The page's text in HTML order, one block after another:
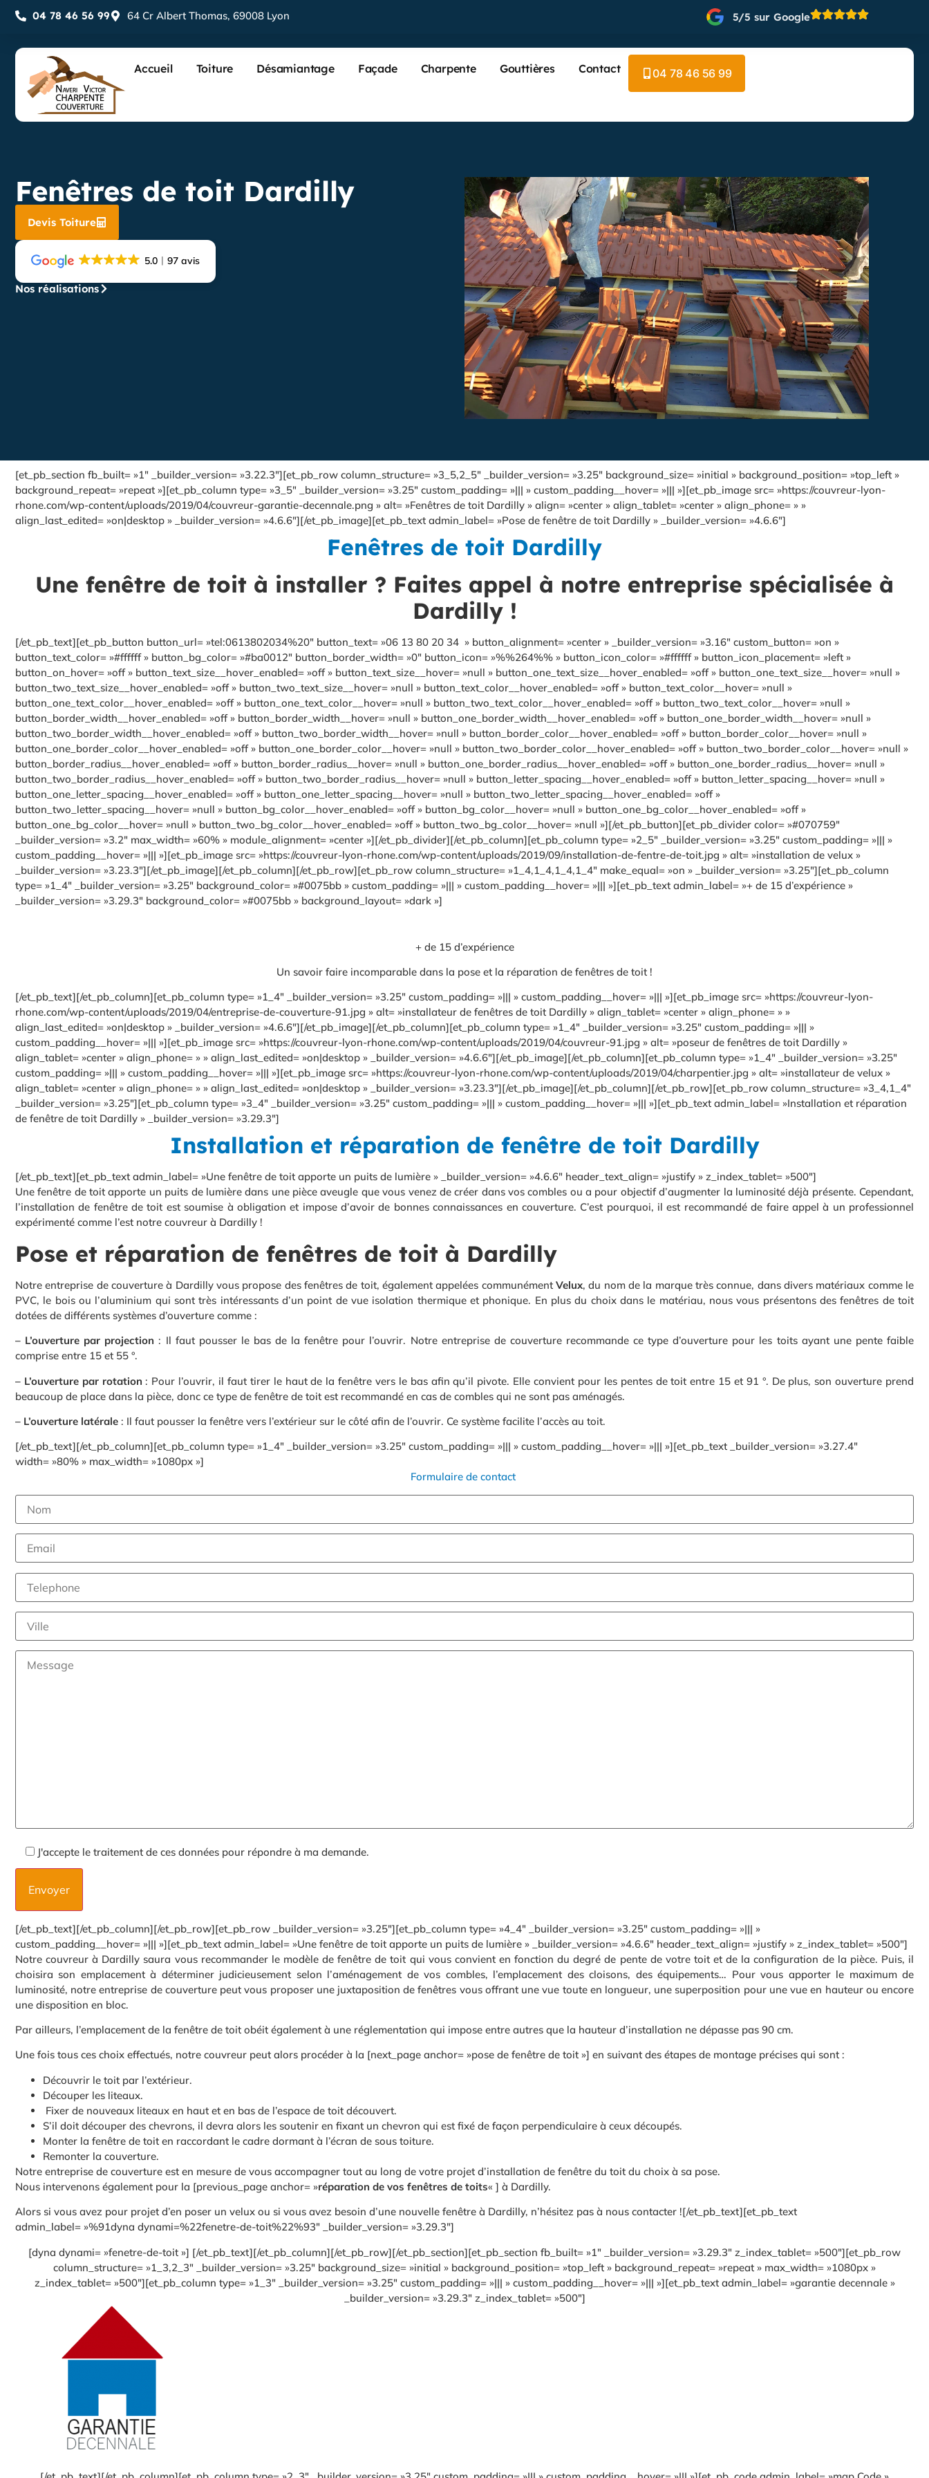
04 78 46 56 99 64 Cr Albert Thomas, 69008 Lyon 5/5 sur Google
Accueil Toiture Désamiantage Façade Charpente Gouttières Contact 04 78 46 56 99
Fenêtres de toit Dardilly
Devis Toiture
5.0 97 avis
Nos réalisations
[et_pb_section fb_built= »1″ _builder_version= »3.22.3″][et_pb_row column_structure= »3_5,2_5″ _builder_version= »3.25″ background_size= »initial » background_position= »top_left »
background_repeat= »repeat »][et_pb_column type= »3_5″ _builder_version= »3.25″ custom_padding= »||| » custom_padding__hover= »||| »][et_pb_image src= »https://couvreur-lyon-
rhone.com/wp-content/uploads/2019/04/couvreur-garantie-decennale.png » alt= »Fenêtres de toit Dardilly » align= »center » align_tablet= »center » align_phone= » »
align_last_edited= »on|desktop » _builder_version= »4.6.6″][/et_pb_image][et_pb_text admin_label= »Pose de fenêtre de toit Dardilly » _builder_version= »4.6.6″]
Fenêtres de toit Dardilly
Une fenêtre de toit à installer ? Faites appel à notre entreprise spécialisée à
Dardilly !
[/et_pb_text][et_pb_button button_url= »tel:0613802034%20″ button_text= »06 13 80 20 34 » button_alignment= »center » _builder_version= »3.16″ custom_button= »on »
button_text_color= »#ffffff » button_bg_color= »#ba0012″ button_border_width= »0″ button_icon= »%%264%% » button_icon_color= »#ffffff » button_icon_placement= »left »
button_on_hover= »off » button_text_size__hover_enabled= »off » button_text_size__hover= »null » button_one_text_size__hover_enabled= »off » button_one_text_size__hover= »null »
button_two_text_size__hover_enabled= »off » button_two_text_size__hover= »null » button_text_color__hover_enabled= »off » button_text_color__hover= »null »
button_one_text_color__hover_enabled= »off » button_one_text_color__hover= »null » button_two_text_color__hover_enabled= »off » button_two_text_color__hover= »null »
button_border_width__hover_enabled= »off » button_border_width__hover= »null » button_one_border_width__hover_enabled= »off » button_one_border_width__hover= »null »
button_two_border_width__hover_enabled= »off » button_two_border_width__hover= »null » button_border_color__hover_enabled= »off » button_border_color__hover= »null »
button_one_border_color__hover_enabled= »off » button_one_border_color__hover= »null » button_two_border_color__hover_enabled= »off » button_two_border_color__hover= »null »
button_border_radius__hover_enabled= »off » button_border_radius__hover= »null » button_one_border_radius__hover_enabled= »off » button_one_border_radius__hover= »null »
button_two_border_radius__hover_enabled= »off » button_two_border_radius__hover= »null » button_letter_spacing__hover_enabled= »off » button_letter_spacing__hover= »null »
button_one_letter_spacing__hover_enabled= »off » button_one_letter_spacing__hover= »null » button_two_letter_spacing__hover_enabled= »off »
button_two_letter_spacing__hover= »null » button_bg_color__hover_enabled= »off » button_bg_color__hover= »null » button_one_bg_color__hover_enabled= »off »
button_one_bg_color__hover= »null » button_two_bg_color__hover_enabled= »off » button_two_bg_color__hover= »null »][/et_pb_button][et_pb_divider color= »#070759″
_builder_version= »3.2″ max_width= »60% » module_alignment= »center »][/et_pb_divider][/et_pb_column][et_pb_column type= »2_5″ _builder_version= »3.25″ custom_padding= »||| »
custom_padding__hover= »||| »][et_pb_image src= »https://couvreur-lyon-rhone.com/wp-content/uploads/2019/09/installation-de-fentre-de-toit.jpg » alt= »installation de velux »
_builder_version= »3.23.3″][/et_pb_image][/et_pb_column][/et_pb_row][et_pb_row column_structure= »1_4,1_4,1_4,1_4″ make_equal= »on » _builder_version= »3.25″][et_pb_column
type= »1_4″ _builder_version= »3.25″ background_color= »#0075bb » custom_padding= »||| » custom_padding__hover= »||| »][et_pb_text admin_label= »+ de 15 d’expérience »
_builder_version= »3.29.3″ background_color= »#0075bb » background_layout= »dark »]
+ de 15 d’expérience
Un savoir faire incomparable dans la pose et la réparation de fenêtres de toit !
[/et_pb_text][/et_pb_column][et_pb_column type= »1_4″ _builder_version= »3.25″ custom_padding= »||| » custom_padding__hover= »||| »][et_pb_image src= »https://couvreur-lyon-
rhone.com/wp-content/uploads/2019/04/entreprise-de-couverture-91.jpg » alt= »installateur de fenêtres de toit Dardilly » align_tablet= »center » align_phone= » »
align_last_edited= »on|desktop » _builder_version= »4.6.6″][/et_pb_image][/et_pb_column][et_pb_column type= »1_4″ _builder_version= »3.25″ custom_padding= »||| »
custom_padding__hover= »||| »][et_pb_image src= »https://couvreur-lyon-rhone.com/wp-content/uploads/2019/04/couvreur-91.jpg » alt= »poseur de fenêtres de toit Dardilly »
align_tablet= »center » align_phone= » » align_last_edited= »on|desktop » _builder_version= »4.6.6″][/et_pb_image][/et_pb_column][et_pb_column type= »1_4″ _builder_version= »3.25″
custom_padding= »||| » custom_padding__hover= »||| »][et_pb_image src= »https://couvreur-lyon-rhone.com/wp-content/uploads/2019/04/charpentier.jpg » alt= »installateur de velux »
align_tablet= »center » align_phone= » » align_last_edited= »on|desktop » _builder_version= »3.23.3″][/et_pb_image][/et_pb_column][/et_pb_row][et_pb_row column_structure= »3_4,1_4″
_builder_version= »3.25″][et_pb_column type= »3_4″ _builder_version= »3.25″ custom_padding= »||| » custom_padding__hover= »||| »][et_pb_text admin_label= »Installation et réparation
de fenêtre de toit Dardilly » _builder_version= »3.29.3″]
Installation et réparation de fenêtre de toit Dardilly
[/et_pb_text][et_pb_text admin_label= »Une fenêtre de toit apporte un puits de lumière » _builder_version= »4.6.6″ header_text_align= »justify » z_index_tablet= »500″]
Une fenêtre de toit apporte un puits de lumière dans une pièce aveugle que vous venez de créer dans vos combles ou a pour objectif d’augmenter la luminosité déjà présente. Cependant,
l’installation de fenêtre de toit est soumise à obligation et impose d’avoir de bonnes connaissances en couverture. C’est pourquoi, il est recommandé de faire appel à un professionnel
expérimenté comme l’est notre couvreur à Dardilly !
Pose et réparation de fenêtres de toit à Dardilly
Notre entreprise de couverture à Dardilly vous propose des fenêtres de toit, également appelées communément Velux, du nom de la marque très connue, dans divers matériaux comme le
PVC, le bois ou l’aluminium qui sont très intéressants d’un point de vue isolation thermique et phonique. En plus du choix dans le matériau, nous vous présentons des fenêtres de toit
dotées de différents systèmes d’ouverture comme :
– L’ouverture par projection : Il faut pousser le bas de la fenêtre pour l’ouvrir. Notre entreprise de couverture recommande ce type d’ouverture pour les toits ayant une pente faible
comprise entre 15 et 55 °.
– L’ouverture par rotation : Pour l’ouvrir, il faut tirer le haut de la fenêtre vers le bas afin qu’il pivote. Elle convient pour les pentes de toit entre 15 et 91 °. De plus, son ouverture prend
beaucoup de place dans la pièce, donc ce type de fenêtre de toit est recommandé en cas de combles qui ne sont pas aménagés.
– L’ouverture latérale : Il faut pousser la fenêtre vers l’extérieur sur le côté afin de l’ouvrir. Ce système facilite l’accès au toit.
[/et_pb_text][/et_pb_column][et_pb_column type= »1_4″ _builder_version= »3.25″ custom_padding= »||| » custom_padding__hover= »||| »][et_pb_text _builder_version= »3.27.4″
width= »80% » max_width= »1080px »]
Formulaire de contact
J'accepte le traitement de ces données pour répondre à ma demande.
[/et_pb_text][/et_pb_column][/et_pb_row][et_pb_row _builder_version= »3.25″][et_pb_column type= »4_4″ _builder_version= »3.25″ custom_padding= »||| »
custom_padding__hover= »||| »][et_pb_text admin_label= »Une fenêtre de toit apporte un puits de lumière » _builder_version= »4.6.6″ header_text_align= »justify » z_index_tablet= »500″]
Notre couvreur à Dardilly saura vous recommander le modèle de fenêtre de toit qui vous convient en fonction du degré de pente de votre toit et de la configuration de la pièce. Puis, il
choisira son emplacement à déterminer judicieusement selon l’aménagement de vos combles, l’emplacement des cloisons, des équipements… Pour vous apporter le maximum de
luminosité, notre entreprise de couverture peut vous proposer une juxtaposition de fenêtres vous offrant une vue toute en longueur, une superposition pour une vue en hauteur ou encore
une disposition en bloc.
Par ailleurs, l’emplacement de la fenêtre de toit obéit également à une réglementation qui impose entre autres que la hauteur d’installation ne dépasse pas 90 cm.
Une fois tous ces choix effectués, notre couvreur peut alors procéder à la [next_page anchor= »pose de fenêtre de toit »] en suivant des étapes de montage précises qui sont :
Découvrir le toit par l’extérieur.
Découper les liteaux.
Fixer de nouveaux liteaux en haut et en bas de l’espace de toit découvert.
S’il doit découper des chevrons, il devra alors les soutenir en fixant un chevron qui est fixé de façon perpendiculaire à ceux découpés.
Monter la fenêtre de toit en raccordant le cadre dormant à l’écran de sous toiture.
Remonter la couverture.
Notre entreprise de couverture est en mesure de vous accompagner tout au long de votre projet d’installation de fenêtre du toit du choix à sa pose.
Nous intervenons également pour la [previous_page anchor= »réparation de vos fenêtres de toits« ] à Dardilly.
Alors si vous avez pour projet d’en poser un velux ou si vous avez besoin d’une nouvelle fenêtre à Dardilly, n’hésitez pas à nous contacter ![/et_pb_text][et_pb_text
admin_label= »%91dyna dynami=%22fenetre-de-toit%22%93″ _builder_version= »3.29.3″]
[dyna dynami= »fenetre-de-toit »] [/et_pb_text][/et_pb_column][/et_pb_row][/et_pb_section][et_pb_section fb_built= »1″ _builder_version= »3.29.3″ z_index_tablet= »500″][et_pb_row
column_structure= »1_3,2_3″ _builder_version= »3.25″ background_size= »initial » background_position= »top_left » background_repeat= »repeat » max_width= »1080px »
z_index_tablet= »500″][et_pb_column type= »1_3″ _builder_version= »3.25″ custom_padding= »||| » custom_padding__hover= »||| »][et_pb_text admin_label= »garantie decennale »
_builder_version= »3.29.3″ z_index_tablet= »500″]